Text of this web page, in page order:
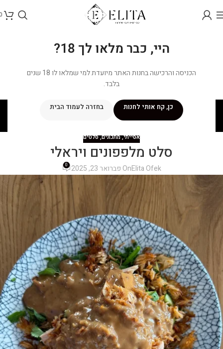
היי, כבר מלאו לך 18?
הכניסה והרכישה בחנות האתר מיועדת למי שמלאו לו 18 שנים
בלבד.
כן, קח אותי לחנות בחזרה לעמוד הביתבלוג
אסייתי,מתכונים,סלטים
סלט מלפפונים ויראלי
Elita OfekOn פברואר 23, 2025 0